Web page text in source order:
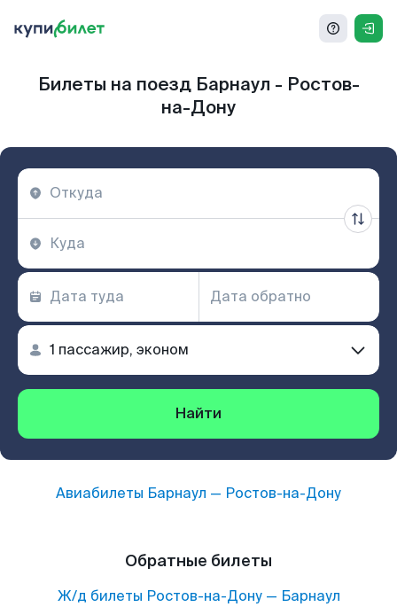
Билеты на поезд Барнаул - Ростов-
на-Дону
Найти
Авиабилеты Барнаул — Ростов-на-Дону
Обратные билеты
Ж/д билеты Ростов-на-Дону— Барнаул